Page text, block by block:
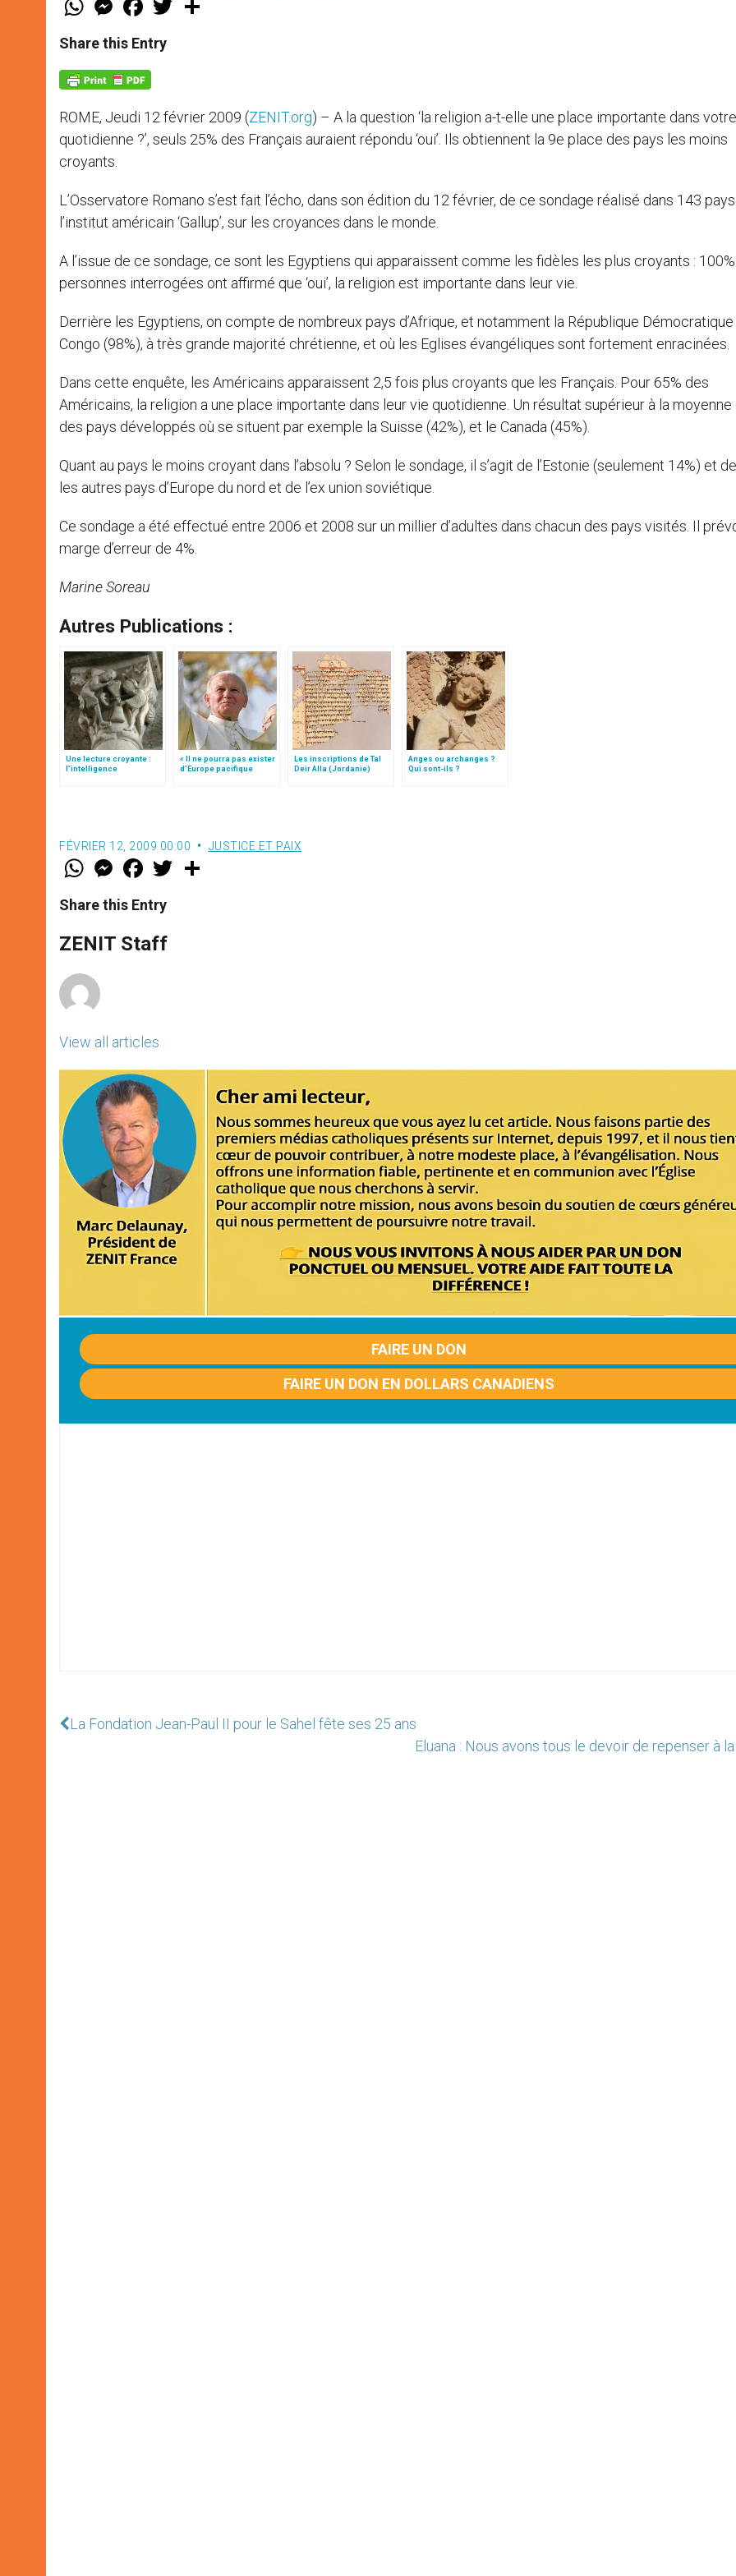
t
s
p
p
e
s
e
g
e
a
e
b
k
w
Share this Entry
ROME, Jeudi 12 février 2009 (ZENIT.org) – A la question ‘la religion a-t-elle une place importante dans
quotidienne ?’, seuls 25% des Français auraient répondu ‘oui’. Ils obtiennent la 9e place des pays les moins
croyants.
L’Osservatore Romano s’est fait l’écho, dans son édition du 12 février, de ce sondage réalisé dans 143
l’institut américain ‘Gallup’, sur les croyances dans le monde.
A l’issue de ce sondage, ce sont les Egyptiens qui apparaissent comme les fidèles les plus croyants :
personnes interrogées ont affirmé que ‘oui’, la religion est importante dans leur vie.
Derrière les Egyptiens, on compte de nombreux pays d’Afrique, et notamment la République Démocratique
Congo (98%), à très grande majorité chrétienne, et où les Eglises évangéliques sont fortement enracinées.
Dans cette enquête, les Américains apparaissent 2,5 fois plus croyants que les Français. Pour 65% des
Américains, la religion a une place importante dans leur vie quotidienne. Un résultat supérieur à la moyenne
des pays développés où se situent par exemple la Suisse (42%), et le Canada (45%).
Quant au pays le moins croyant dans l’absolu ? Selon le sondage, il s’agit de l’Estonie (seulement 14%) et
les autres pays d’Europe du nord et de l’ex union soviétique.
Ce sondage a été effectué entre 2006 et 2008 sur un millier d’adultes dans chacun des pays visités. Il
marge d’erreur de 4%.
Marine Soreau
Autres Publications :
Une lecture croyante :
l’intelligence
« Il ne pourra pas exister
d’Europe pacifique
Les inscriptions de Tal
Deir Alla (Jordanie)
Anges ou archanges ?
Qui sont-ils ?
FÉVRIER 12, 2009 00:00 JUSTICE ET PAIX
W
t
s
p
p
M
e
s
e
g
e
F
a
e
b
o
k
w
Share this Entry
ZENIT Staff
View all articles
FAIRE UN DON
FAIRE UN DON EN DOLLARS CANADIENS
La Fondation Jean-Paul II pour le Sahel fête ses 25 ans
Eluana : Nous avons tous le devoir de repenser à